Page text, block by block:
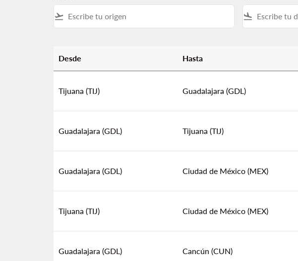
flight_takeoff flight_land
Desde Hasta
Tijuana (TIJ) Guadalajara (GDL)
Guadalajara (GDL) Tijuana (TIJ)
Guadalajara (GDL) Ciudad de México (MEX)
Tijuana (TIJ) Ciudad de México (MEX)
Guadalajara (GDL) Cancún (CUN)